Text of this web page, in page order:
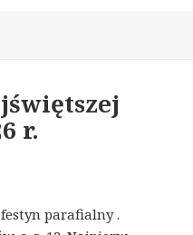
r.
parafialny .